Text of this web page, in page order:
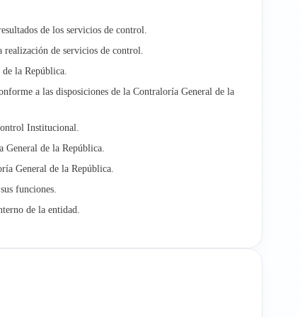
de los servicios de control.
realización de servicios de control.
la República.
a las disposiciones de la Contraloría General de la
Institucional.
General de la República.
General de la República.
funciones.
de la entidad.